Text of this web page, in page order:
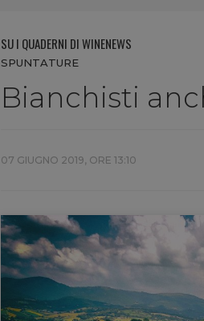
SU I QUADERNI DI WINENEWS
SPUNTATURE
Bianchisti
07 GIUGNO 2019, ORE 13:10